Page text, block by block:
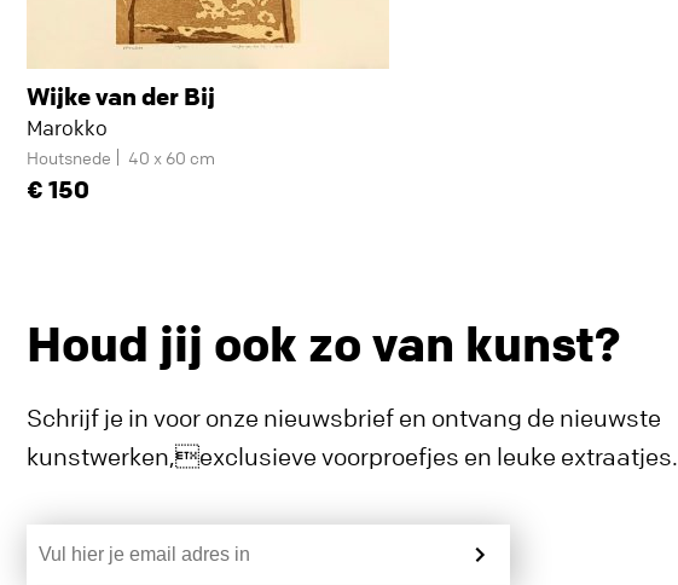
Wijke van der Bij
Marokko
Houtsnede 40 x 60 cm
150
Houd jij ook zo van kunst?
Schrijf je in voor onze nieuwsbrief en ontvang de nieuwste
kunstwerken,exclusieve voorproefjes en leuke extraatjes.